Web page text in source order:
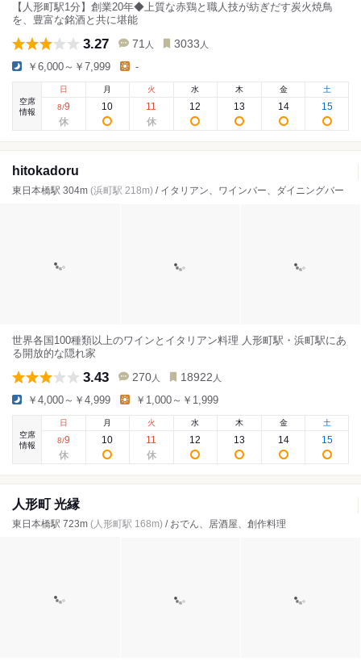
【人形町駅1分】創業20年◆上質な赤鶏と職人技が紡ぎだす炭火焼鳥
を、豊富な銘酒と共に堪能
3.27 71 人 3033 人
￥6,000～￥7,999 -
空席
情報
日
8/9
月
10
火
11
水
12
木
13
金
14
土
15
hitokadoru
東日本橋駅 304m (浜町駅 218m) / イタリアン、ワインバー、ダイニングバー
世界各国100種類以上のワインとイタリアン料理 人形町駅・浜町駅にあ
る開放的な隠れ家
3.43 270 人 18922 人
￥4,000～￥4,999 ￥1,000～￥1,999
空席
情報
日
8/9
月
10
火
11
水
12
木
13
金
14
土
15
人形町 光縁
東日本橋駅 723m (人形町駅 168m) / おでん、居酒屋、創作料理